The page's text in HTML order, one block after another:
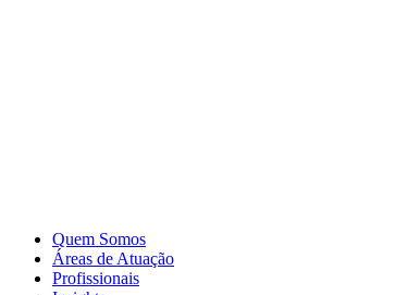
Quem Somos
Áreas de Atuação
Profissionais